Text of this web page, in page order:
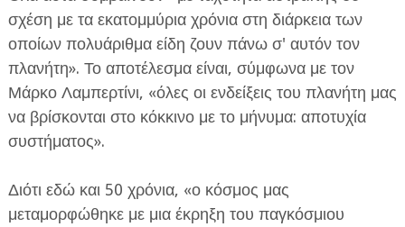
σχέση με τα εκατομμύρια χρόνια στη διάρκεια των
οποίων πολυάριθμα είδη ζουν πάνω σ' αυτόν τον
πλανήτη». Το αποτέλεσμα είναι, σύμφωνα με τον
Μάρκο Λαμπερτίνι, «όλες οι ενδείξεις του πλανήτη μας
να βρίσκονται στο κόκκινο με το μήνυμα: αποτυχία
συστήματος».
Διότι εδώ και 50 χρόνια, «ο κόσμος μας
μεταμορφώθηκε με μια έκρηξη του παγκόσμιου